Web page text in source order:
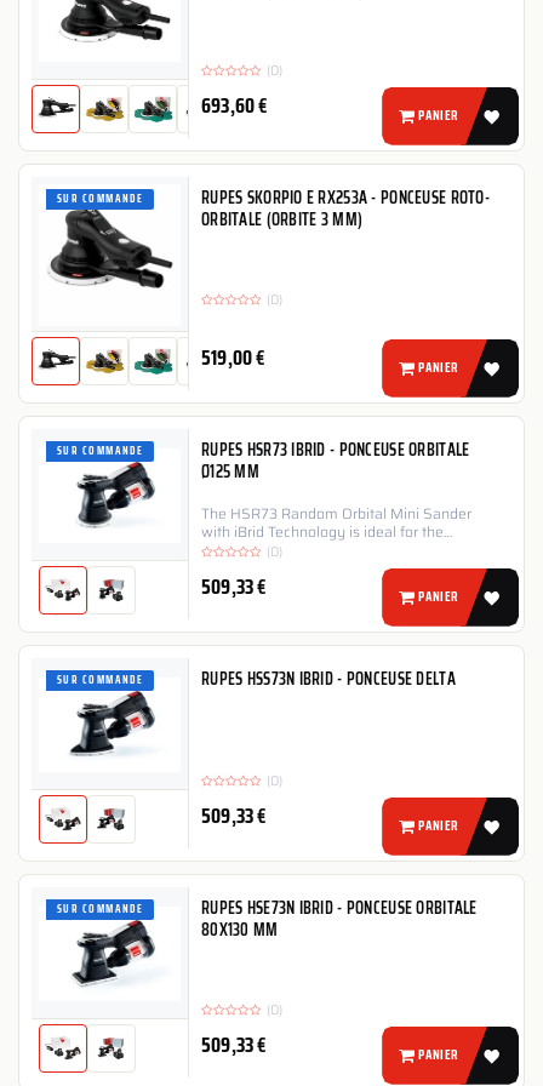
(0)
693,60€ PANIER
SUR COMMANDE
RUPES SKORPIO E RX253A - PONCEUSE ROTO-
ORBITALE (ORBITE 3 MM)
(0)
519,00€ PANIER
SUR COMMANDE
RUPES HSR73 IBRID - PONCEUSE ORBITALE
Ø125 MM
The HSR73 Random Orbital Mini Sander
with iBrid Technology is ideal for the
sanding of wood, composite, plaster and
other surfaces in virtually any industry,
including the car body shop. This Mini
Sander features a Ã 125 mm rounded
(0)
509,33€ PANIER
SUR COMMANDE RUPES HSS73N IBRID - PONCEUSE DELTA
(0)
509,33€ PANIER
SUR COMMANDE
RUPES HSE73N IBRID - PONCEUSE ORBITALE
80X130 MM
(0)
509,33€ PANIER